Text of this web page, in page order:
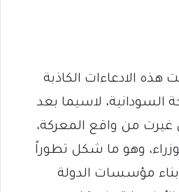
الادعاءات الكاذبة
السودانية، لاسيما بعد
غيرت من واقع المعركة،
وهو ما شكل تطوراً
مؤسسات الدولة